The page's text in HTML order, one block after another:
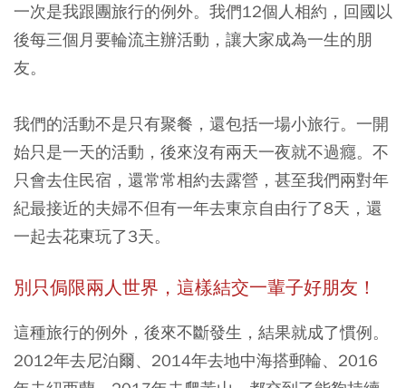
一次是我跟團旅行的例外。我們12個人相約，回國以
後每三個月要輪流主辦活動，讓大家成為一生的朋
友。
我們的活動不是只有聚餐，還包括一場小旅行。一開
始只是一天的活動，後來沒有兩天一夜就不過癮。不
只會去住民宿，還常常相約去露營，甚至我們兩對年
紀最接近的夫婦不但有一年去東京自由行了8天，還
一起去花東玩了3天。
別只侷限兩人世界，這樣結交一輩子好朋友！
這種旅行的例外，後來不斷發生，結果就成了慣例。
2012年去尼泊爾、2014年去地中海搭郵輪、2016